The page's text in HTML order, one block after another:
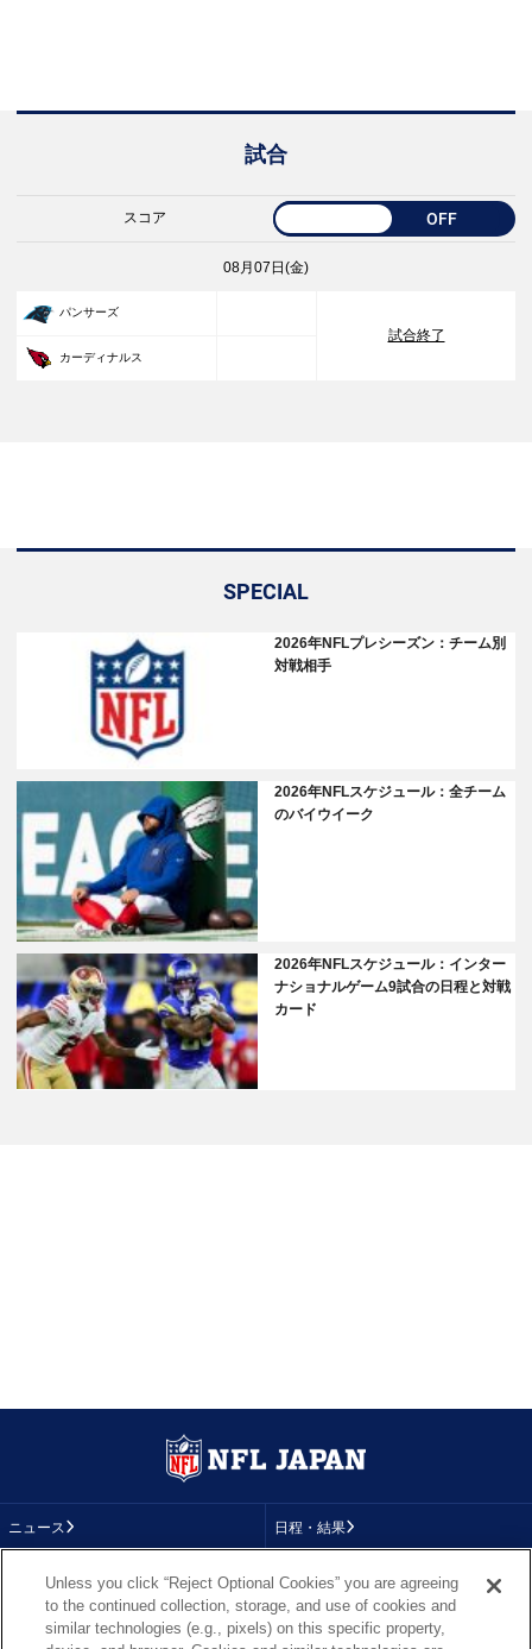
試合
スコア OFF
08月07日(金)
パンサーズ
試合終了
カーディナルス
SPECIAL
2026年NFLプレシーズン：チーム別
対戦相手
2026年NFLスケジュール：全チーム
のバイウイーク
2026年NFLスケジュール：インター
ナショナルゲーム9試合の日程と対戦
カード
ニュース 日程・結果
コラム テレビ
画像
Unless you click “Reject Optional Cookies” you are agreeing
to the continued collection, storage, and use of cookies and
similar technologies (e.g., pixels) on this specific property,